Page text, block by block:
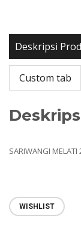
Deskripsi
Custom tab
SARIWANGI MELATI
WISHLIST